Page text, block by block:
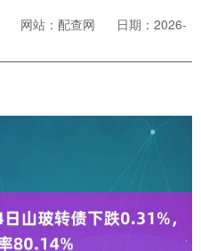
网站：配查网
日期：2026-